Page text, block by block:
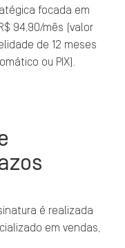
focada em
94,90/mês (valor
de 12 meses
ou PIX).
é realizada
em vendas,